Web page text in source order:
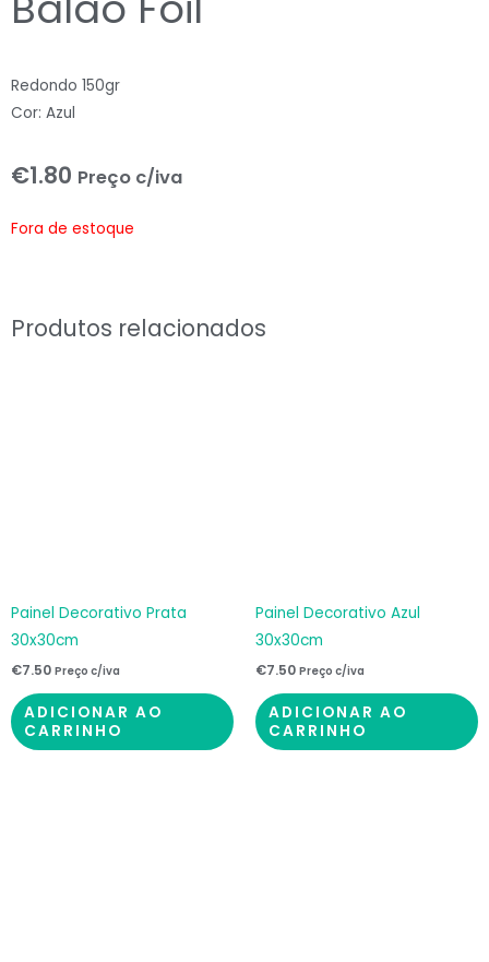
Redondo 150gr
Cor: Azul
€1.80 Preço c/iva
Fora de estoque
Produtos relacionados
Painel Decorativo Prata
30x30cm
€7.50 Preço c/iva
ADICIONAR AO
CARRINHO
Painel Decorativo Azul
30x30cm
€7.50 Preço c/iva
ADICIONAR AO
CARRINHO